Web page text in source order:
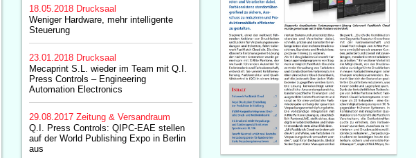
18.05.2018 Drucksaal
Weniger Hardware, mehr intelligente
Steuerung
23.01.2018 Drucksaal
Mecaprint S.L. wieder im Team mit Q.I.
Press Controls – Engineering
Automation Electronics
29.08.2017 Zeitung & Versandraum
Q.I. Press Controls: QIPC-EAE stellen
auf der World Publishing Expo in Berlin
aus